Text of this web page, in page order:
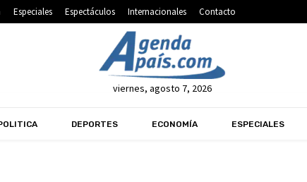
Especiales Espectáculos Internacionales Contacto
viernes, agosto 7, 2026
DEPORTES ECONOMÍA ESPECIALES